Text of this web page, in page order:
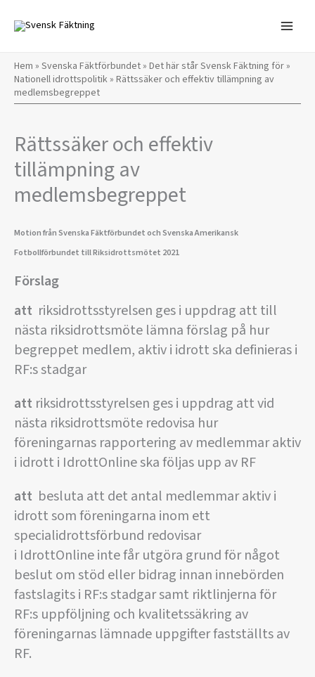
innehåll
Hem » Svenska Fäktförbundet» Det här står Svensk Fäktning för»
Nationell idrottspolitik» Rättssäker och effektiv tillämpning av
medlemsbegreppet
Rättssäker och effektiv
tillämpning av
medlemsbegreppet
Motion från Svenska Fäktförbundet och Svenska Amerikansk
Fotbollförbundet till Riksidrottsmötet 2021
Förslag
att riksidrottsstyrelsen ges i uppdrag att till
nästa riksidrottsmöte lämna förslag på hur
begreppet medlem, aktiv i idrott ska definieras i
RF:s stadgar
att riksidrottsstyrelsen ges i uppdrag att vid
nästa riksidrottsmöte redovisa hur
föreningarnas rapportering av medlemmar aktiv
i idrott i IdrottOnline ska följas upp av RF
att besluta att det antal medlemmar aktiv i
idrott som föreningarna inom ett
specialidrottsförbund redovisar
i IdrottOnline inte får utgöra grund för något
beslut om stöd eller bidrag innan innebörden
fastslagits i RF:s stadgar samt riktlinjerna för
RF:s uppföljning och kvalitetssäkring av
föreningarnas lämnade uppgifter fastställts av
RF.